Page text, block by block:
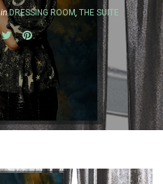
inDRESSING ROOM, THE SUITE